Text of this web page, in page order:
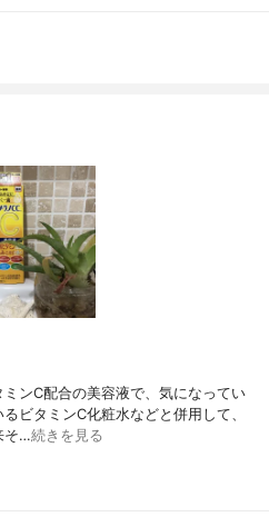
ンC配合の美容液で、気になってい
ビタミンC化粧水などと併用して、
そ…続きを見る